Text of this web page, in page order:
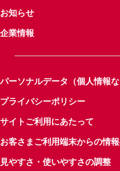
お知らせ
企業情報
パーソナルデータ（個人情報
プライバシーポリシー
サイトご利用にあたって
お客さまご利用端末からの情
見やすさ・使いやすさの調整